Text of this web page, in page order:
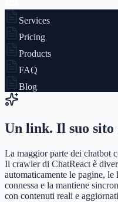
Services
Pricing
Products
FAQ
Blog
Un link. Il suo sito
La maggior parte dei chatbot
Il crawler di ChatReact è
automaticamente le pagine,
connessa e la mantiene
con contenuti reali e